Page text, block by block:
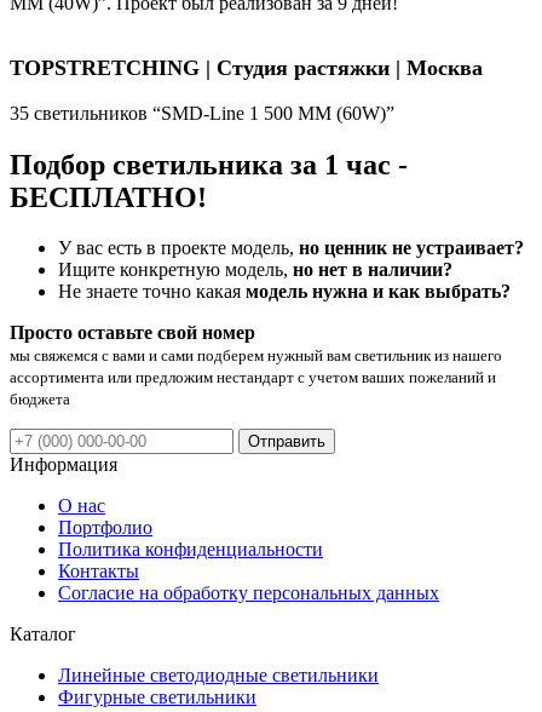
TOPSTRETCHING | Студия растяжки | Москва
35 светильников “SMD-Line 1 500 ММ (60W)”
Подбор светильника за 1 час -
БЕСПЛАТНО!
У вас есть в проекте модель, но ценник не устраивает?
Ищите конкретную модель, но нет в наличии?
Не знаете точно какая модель нужна и как выбрать?
Просто оставьте свой номер
мы свяжемся с вами и сами подберем нужный вам светильник из нашего
ассортимента или предложим нестандарт с учетом ваших пожеланий и
бюджета
Отправить
Информация
О нас
Портфолио
Политика конфиденциальности
Контакты
Согласие на обработку персональных данных
Каталог
Линейные светодиодные светильники
Фигурные светильники